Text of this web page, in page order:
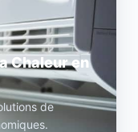
Chaleur en
de